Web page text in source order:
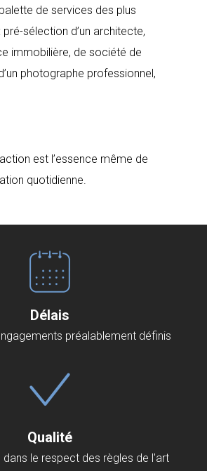
de services des plus
sélection d’un architecte,
immobilière, de société de
photographe professionnel,
est l’essence même de
quotidienne.
Délais
préalablement définis
Qualité
dans le respect des règles de l'art